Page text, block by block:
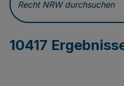
Recht NRW durchsuchen
10417